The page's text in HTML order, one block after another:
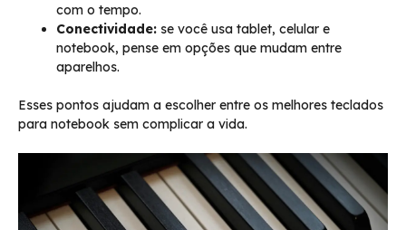
com o tempo.
Conectividade: se você usa tablet, celular e
notebook, pense em opções que mudam entre
aparelhos.
Esses pontos ajudam a escolher entre os melhores teclados
para notebook sem complicar a vida.